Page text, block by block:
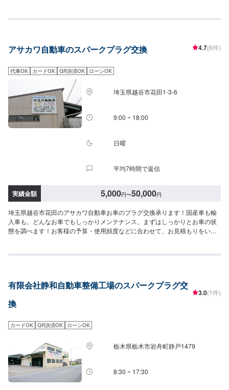
きし、最適な施工方法をご提案しますので、お気軽にお問い合わせ下さい。
～2日程度で納車となります。(要相談)納期は前後する場合がございます。予
業中は代車をご利用ください。※代車の燃料代はお客様にご負担いただいてお
ります。-----ご来店時の注意、受付方法-----入庫の際はお気をつけてお越しく
ださい。駐車スペースは事務所前の空いているスペースに駐車してくださ
い。受付はスタッフへ「メンテモで予約しました」とお伝えください。ご案
内いたします。【定休日・営業時間】定休日：日曜、祝日営業時間：
8:00~18:00
アサカワ自動車のスパークプラグ交換 4.7(6件)
代車OK カードOK QR決済OK ローンOK
埼玉県越谷市花田1-3-6
9:00 ~ 18:00
日曜
平均7時間で返信
実績金額 5,000円〜50,000円
埼玉県越谷市花田のアサカワ自動車お車のプラグ交換承ります！国産車も輸
入車も。どんなお車でもしっかりメンテナンス。まずはしっかりとお車の状
態を調べます！お客様の予算・使用頻度などに合わせて、お見積もりをいた
のお持ち込みは可能です！ご希望の方はオファーをお送りいただく際に、パ
車について/作業中は代車をお出しすることも可能ですので、ご希望の方はお
気軽にお申し付けください。※燃料代はお客さま負担となります。\営業時
間・定休日/営業時間：8:45～18:00定休日：日曜日
有限会社静和自動車整備工場のスパークプラグ交
換
3.0(1件)
カードOK QR決済OK ローンOK
栃木県栃木市岩舟町静戸1479
8:30 ~ 17:30